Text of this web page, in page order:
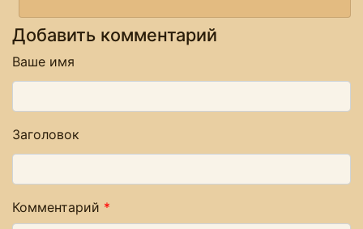
Добавить комментарий
Ваше имя
Заголовок
Комментарий *